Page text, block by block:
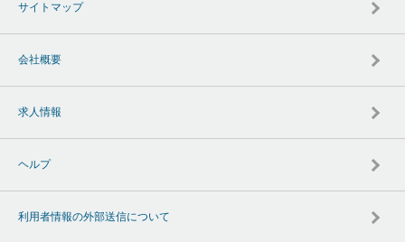
サイトマップ
会社概要
求人情報
ヘルプ
利用者情報の外部送信について